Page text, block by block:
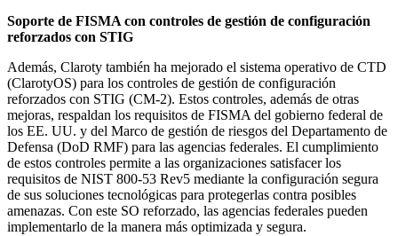
Soporte de FISMA con controles de gestión de configuración
reforzados con STIG
Además, Claroty también ha mejorado el sistema operativo de CTD
(ClarotyOS) para los controles de gestión de configuración
reforzados con STIG (CM-2). Estos controles, además de otras
mejoras, respaldan los requisitos de FISMA del gobierno federal de
los EE. UU. y del Marco de gestión de riesgos del Departamento de
Defensa (DoD RMF) para las agencias federales. El cumplimiento
de estos controles permite a las organizaciones satisfacer los
requisitos de NIST 800-53 Rev5 mediante la configuración segura
de sus soluciones tecnológicas para protegerlas contra posibles
amenazas. Con este SO reforzado, las agencias federales pueden
implementarlo de la manera más optimizada y segura.